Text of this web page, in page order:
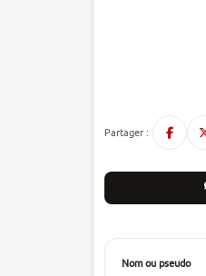
Partager :
Nom ou pseudo